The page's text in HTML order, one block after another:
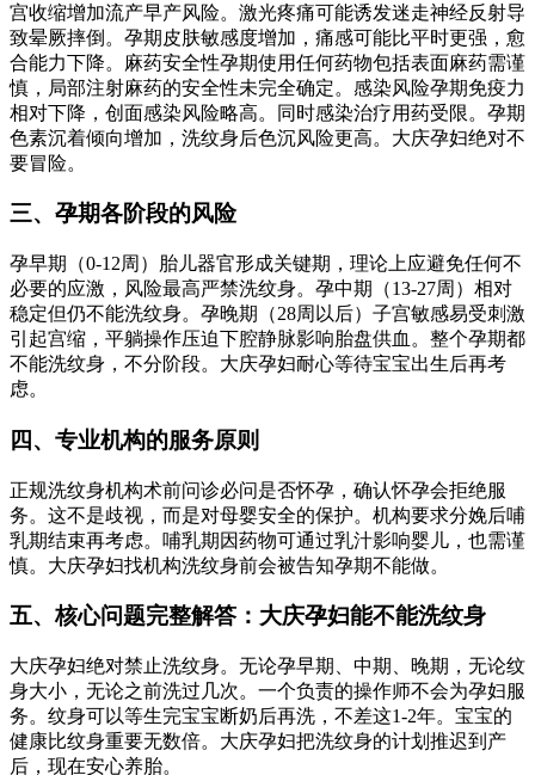
宫收缩增加流产早产风险。激光疼痛可能诱发迷走神经反射导
致晕厥摔倒。孕期皮肤敏感度增加，痛感可能比平时更强，愈
合能力下降。麻药安全性孕期使用任何药物包括表面麻药需谨
慎，局部注射麻药的安全性未完全确定。感染风险孕期免疫力
相对下降，创面感染风险略高。同时感染治疗用药受限。孕期
色素沉着倾向增加，洗纹身后色沉风险更高。大庆孕妇绝对不
要冒险。
三、孕期各阶段的风险
孕早期（0-12周）胎儿器官形成关键期，理论上应避免任何不
必要的应激，风险最高严禁洗纹身。孕中期（13-27周）相对
稳定但仍不能洗纹身。孕晚期（28周以后）子宫敏感易受刺激
引起宫缩，平躺操作压迫下腔静脉影响胎盘供血。整个孕期都
不能洗纹身，不分阶段。大庆孕妇耐心等待宝宝出生后再考
虑。
四、专业机构的服务原则
正规洗纹身机构术前问诊必问是否怀孕，确认怀孕会拒绝服
务。这不是歧视，而是对母婴安全的保护。机构要求分娩后哺
乳期结束再考虑。哺乳期因药物可通过乳汁影响婴儿，也需谨
慎。大庆孕妇找机构洗纹身前会被告知孕期不能做。
五、核心问题完整解答：大庆孕妇能不能洗纹身
大庆孕妇绝对禁止洗纹身。无论孕早期、中期、晚期，无论纹
身大小，无论之前洗过几次。一个负责的操作师不会为孕妇服
务。纹身可以等生完宝宝断奶后再洗，不差这1-2年。宝宝的
健康比纹身重要无数倍。大庆孕妇把洗纹身的计划推迟到产
后，现在安心养胎。